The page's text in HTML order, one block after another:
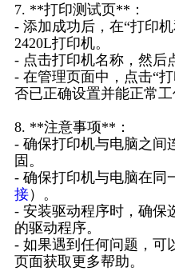
7. **打印测试页**：
- 添加成功后，在“打印
2420L打印机。
- 点击打印机名称，然后
- 在管理页面中，点击“
否已正确设置并能正常工
8. **注意事项**：
- 确保打印机与电脑之间
固。
- 确保打印机与电脑在同
接）。
- 安装驱动程序时，确保
的驱动程序。
- 如果遇到任何问题，可
页面获取更多帮助。